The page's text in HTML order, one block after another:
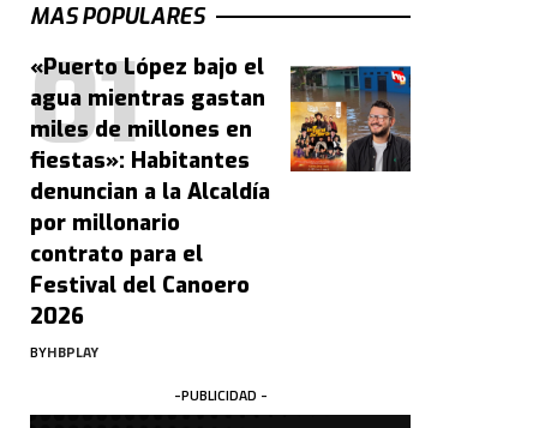
MAS POPULARES
«Puerto López bajo el
agua mientras gastan
miles de millones en
fiestas»: Habitantes
denuncian a la Alcaldía
por millonario
contrato para el
Festival del Canoero
2026
BYHBPLAY
-PUBLICIDAD -